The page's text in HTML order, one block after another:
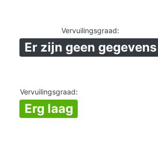
Vervuilingsgraad:
Er zijn geen gegevens
Vervuilingsgraad:
Erg laag